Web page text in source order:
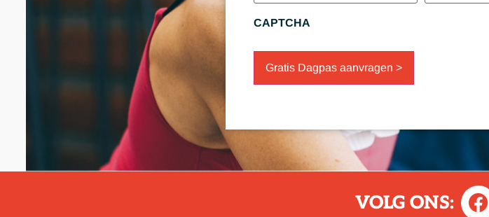
CAPTCHA
VOLG ONS: